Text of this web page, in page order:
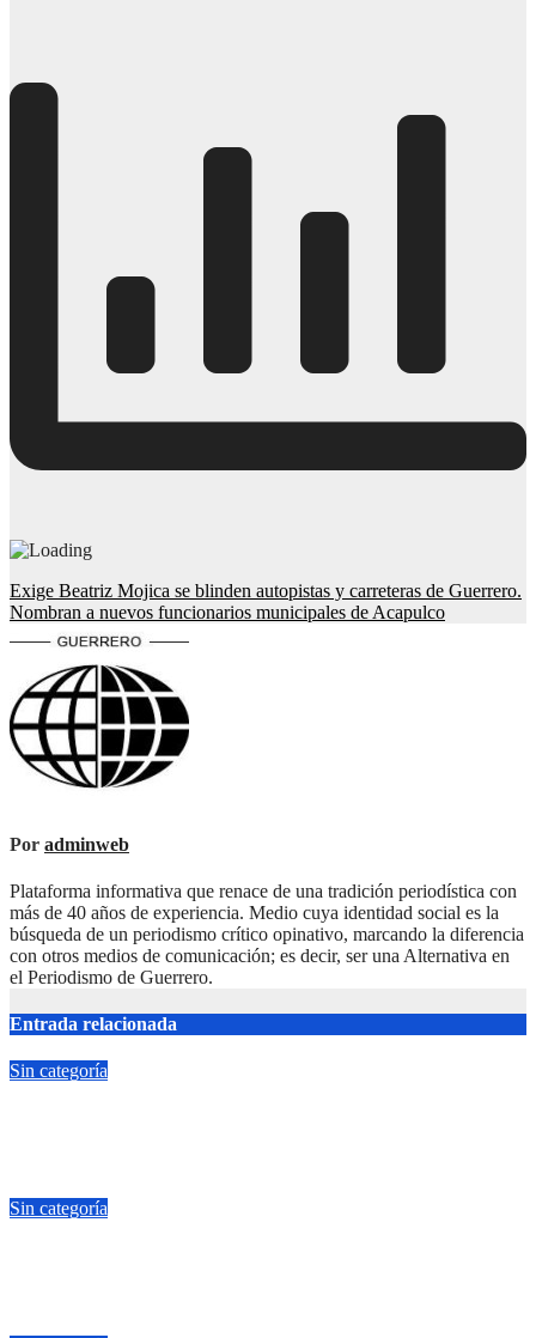
Navegación
de
entradas
Exige Beatriz Mojica se blinden autopistas y carreteras de Guerrero.
Nombran a nuevos funcionarios municipales de Acapulco
Por adminweb
Plataforma informativa que renace de una tradición periodística con
más de 40 años de experiencia. Medio cuya identidad social es la
búsqueda de un periodismo crítico opinativo, marcando la diferencia
con otros medios de comunicación; es decir, ser una Alternativa en
el Periodismo de Guerrero.
Entrada relacionada
Sin categoría
Sin categoría